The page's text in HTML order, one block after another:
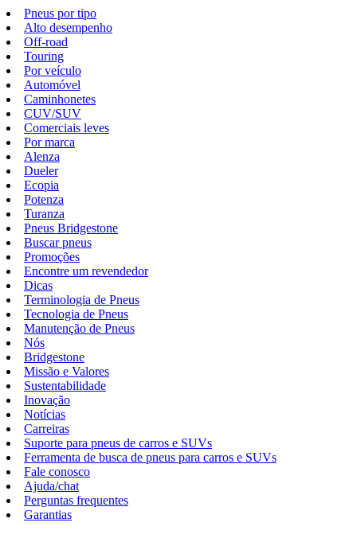
Pneus por tipo
Alto desempenho
Off-road
Touring
Por veículo
Automóvel
Caminhonetes
CUV/SUV
Comerciais leves
Por marca
Alenza
Dueler
Ecopia
Potenza
Turanza
Pneus Bridgestone
Buscar pneus
Promoções
Encontre um revendedor
Dicas
Terminologia de Pneus
Tecnologia de Pneus
Manutenção de Pneus
Nós
Bridgestone
Missão e Valores
Sustentabilidade
Inovação
Notícias
Carreiras
Suporte para pneus de carros e SUVs
Ferramenta de busca de pneus para carros e SUVs
Fale conosco
Ajuda/chat
Perguntas frequentes
Garantias